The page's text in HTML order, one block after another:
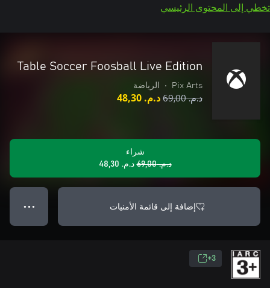
تخطي إلى المحتوى الرئيسي
Table Soccer Foosball Live Edition
Pix Arts
• الرياضة
د.م.‏ 69,00 د.م.‏ 48,30
شراء
د.م.‏ 69,00
د.م.‏ 48,30
إضافة إلى قائمة الأمنيات ● ● ●
3+